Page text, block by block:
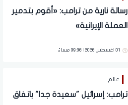
رسالة نارية من ترامب: «أقوم بتدمير
العملة الإيرانية»
01 اغسطس 2026 | 09:36 مساءً
عالم
ترامب: إسرائيل "سعيدة جدا" باتفاق